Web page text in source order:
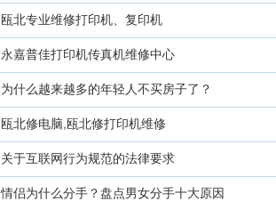
瓯北专业维修打印机、复印机
永嘉普佳打印机传真机维修中心
为什么越来越多的年轻人不买房子了？
瓯北修电脑,瓯北修打印机维修
关于互联网行为规范的法律要求
情侣为什么分手？盘点男女分手十大原因